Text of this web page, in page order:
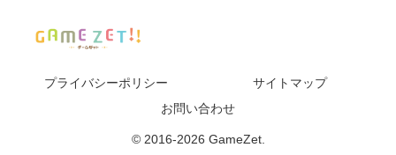
プライバシーポリシー
サイトマップ
お問い合わせ
© 2016-2026 GameZet.